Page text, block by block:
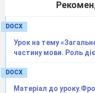
вирішив написати їй
за допомогою.
допустив логопедичні
допомогою до
Діточки, допоможіть
Сашка.
DOCX
Урок на тему
частину мови. Роль
DOCX
Матеріал до